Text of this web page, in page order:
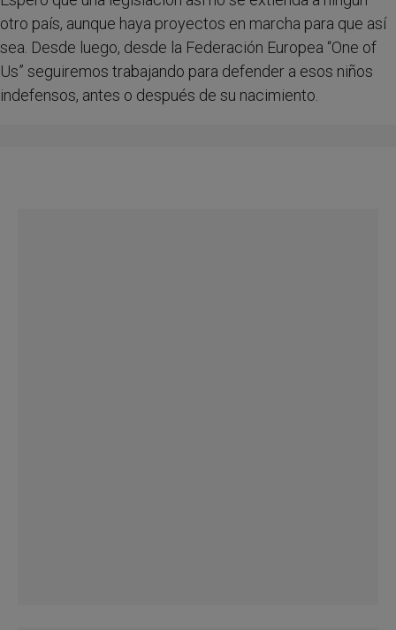
otro país, aunque haya proyectos en marcha para que así
sea. Desde luego, desde la Federación Europea “One of
Us” seguiremos trabajando para defender a esos niños
indefensos, antes o después de su nacimiento.